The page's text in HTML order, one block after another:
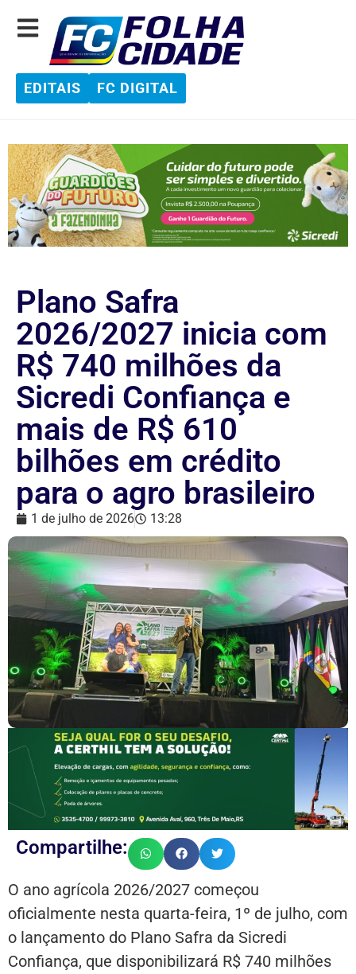
EDITAIS FC DIGITAL
Plano Safra
2026/2027 inicia com
R$ 740 milhões da
Sicredi Confiança e
mais de R$ 610
bilhões em crédito
para o agro brasileiro
1 de julho de 2026 13:28
Compartilhe:
O ano agrícola 2026/2027 começou
oficialmente nesta quarta-feira, 1º de julho, com
o lançamento do Plano Safra da Sicredi
Confiança, que disponibilizará R$ 740 milhões